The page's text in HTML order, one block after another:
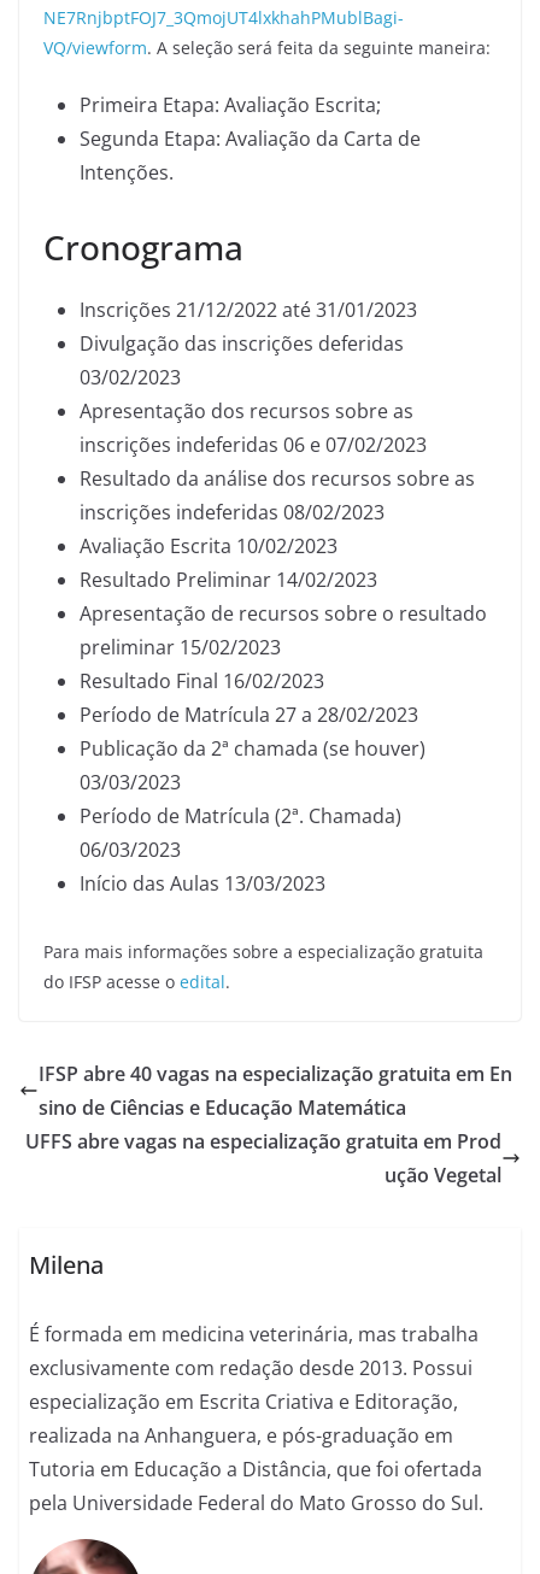
NE7RnjbptFOJ7_3QmojUT4lxkhahPMublBagi-
VQ/viewform. A seleção será feita da seguinte maneira:
Primeira Etapa: Avaliação Escrita;
Segunda Etapa: Avaliação da Carta de
Intenções.
Cronograma
Inscrições 21/12/2022 até 31/01/2023
Divulgação das inscrições deferidas
03/02/2023
Apresentação dos recursos sobre as
inscrições indeferidas 06 e 07/02/2023
Resultado da análise dos recursos sobre as
inscrições indeferidas 08/02/2023
Avaliação Escrita 10/02/2023
Resultado Preliminar 14/02/2023
Apresentação de recursos sobre o resultado
preliminar 15/02/2023
Resultado Final 16/02/2023
Período de Matrícula 27 a 28/02/2023
Publicação da 2ª chamada (se houver)
03/03/2023
Período de Matrícula (2ª. Chamada)
06/03/2023
Início das Aulas 13/03/2023
Para mais informações sobre a especialização gratuita
do IFSP acesse o edital.
IFSP abre 40 vagas na especialização gratuita em En
sino de Ciências e Educação Matemática
UFFS abre vagas na especialização gratuita em Prod
ução Vegetal
Milena
É formada em medicina veterinária, mas trabalha
exclusivamente com redação desde 2013. Possui
especialização em Escrita Criativa e Editoração,
realizada na Anhanguera, e pós-graduação em
Tutoria em Educação a Distância, que foi ofertada
pela Universidade Federal do Mato Grosso do Sul.